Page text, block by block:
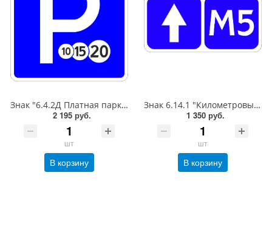
Знак "6.4.2Д Платная парковка для автотранспорта»,B=700Тип А (la) Инженерная (5 лет)металл 0.8 мм
2 195 руб.
шт
В корзину
Знак 6.14.1 "Километровый знак",350*700Тип А (1б) Микропризм. (7-9 лет)металл 0.8 мм
1 350 руб.
шт
В корзину